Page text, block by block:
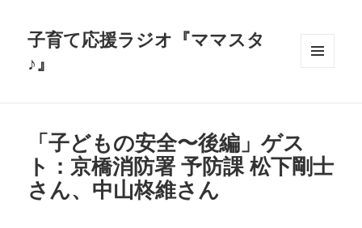
子育て応援ラジオ『ママスタ
♪』
「子どもの安全〜後編」ゲス
ト：京橋消防署 予防課 松下剛士
さん、中山柊維さん